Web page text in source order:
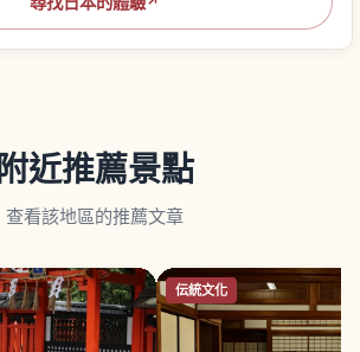
附近推薦景點
查看該地區的推薦文章
伝統文化